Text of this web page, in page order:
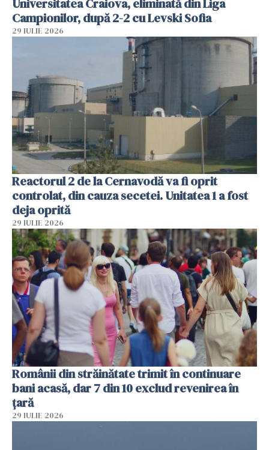
Campionilor, după 2-2 cu Levski Sofia
29 IULIE 2026
Reactorul 2 de la Cernavodă va fi oprit
controlat, din cauza secetei. Unitatea 1 a fost
deja oprită
29 IULIE 2026
Românii din străinătate trimit în continuare
bani acasă, dar 7 din 10 exclud revenirea în
țară
29 IULIE 2026